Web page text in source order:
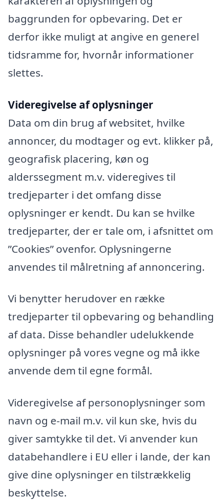
baggrunden for opbevaring. Det er
derfor ikke muligt at angive en generel
tidsramme for, hvornår informationer
slettes.
Videregivelse af oplysninger
Data om din brug af websitet, hvilke
annoncer, du modtager og evt. klikker på,
geografisk placering, køn og
alderssegment m.v. videregives til
tredjeparter i det omfang disse
oplysninger er kendt. Du kan se hvilke
tredjeparter, der er tale om, i afsnittet om
”Cookies” ovenfor. Oplysningerne
anvendes til målretning af annoncering.
Vi benytter herudover en række
tredjeparter til opbevaring og behandling
af data. Disse behandler udelukkende
oplysninger på vores vegne og må ikke
anvende dem til egne formål.
Videregivelse af personoplysninger som
navn og e-mail m.v. vil kun ske, hvis du
giver samtykke til det. Vi anvender kun
databehandlere i EU eller i lande, der kan
give dine oplysninger en tilstrækkelig
beskyttelse.